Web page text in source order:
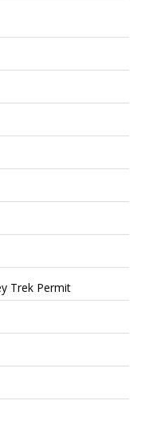
Trek Permit